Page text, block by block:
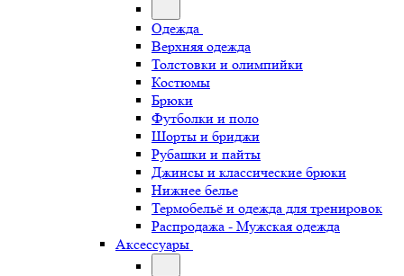
Одежда
Верхняя одежда
Толстовки и олимпийки
Костюмы
Брюки
Футболки и поло
Шорты и бриджи
Рубашки и пайты
Джинсы и классические брюки
Нижнее белье
Термобельё и одежда для тренировок
Распродажа - Мужская одежда
Аксессуары